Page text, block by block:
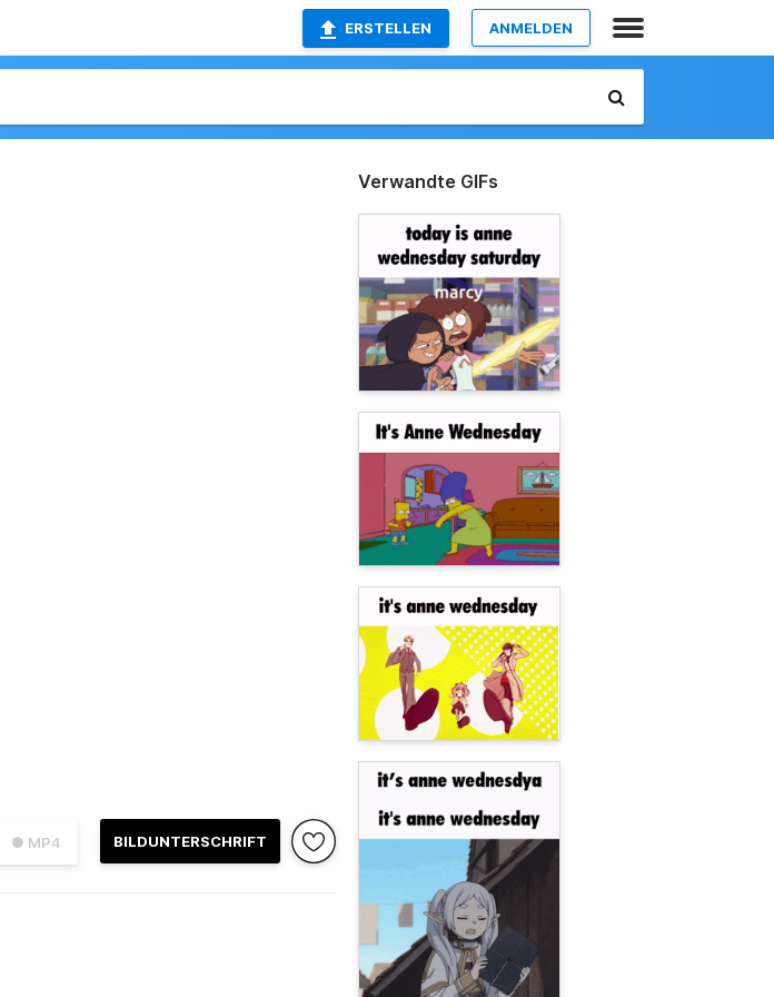
ERSTELLEN ANMELDEN
● MP4 BILDUNTERSCHRIFT
Verwandte GIFs